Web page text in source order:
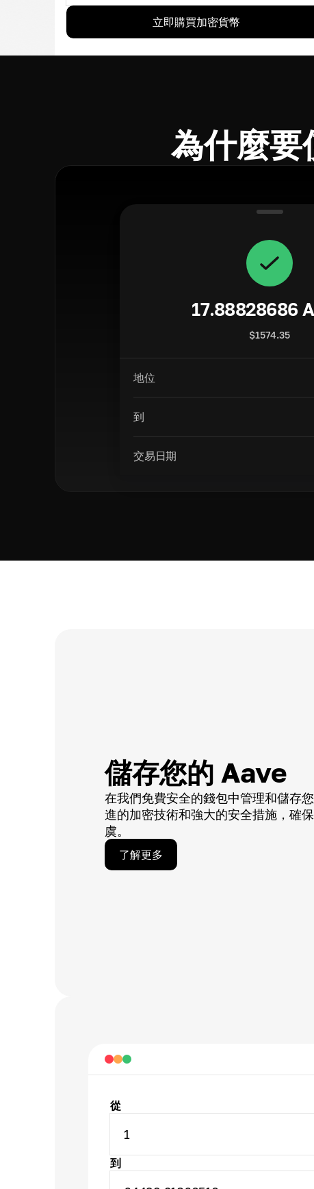
立即購買加密貨幣
為什麼
17.88828686
$1574.35
地位
到
交易日期
儲存您的 Aave
在我們免費安全的錢包中管理和儲存
進的加密技術和強大的安全措施，確
虞。
了解更多
從
1
到